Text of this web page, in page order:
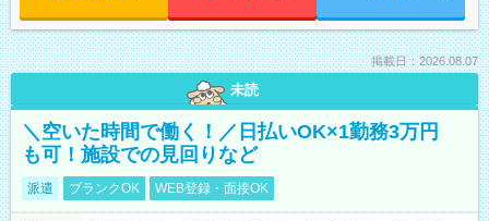
掲載日：2026.08.07
未読
＼空いた時間で働く！／日払いOK×1勤務3万円
も可！施設での見回りなど
派遣 ブランクOK WEB登録・面接OK